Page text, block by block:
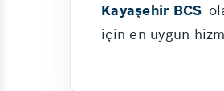
Kayaşehir BCS
için en uygun